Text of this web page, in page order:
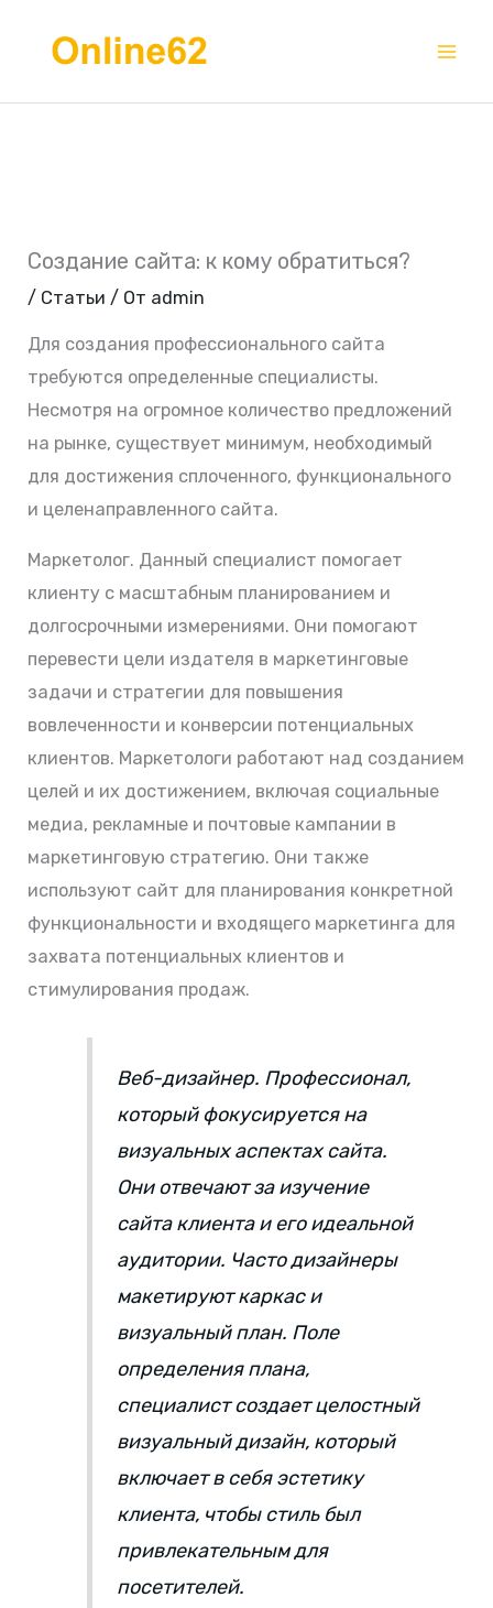
Создание сайта: к кому обратиться?
/ Статьи / От admin
Для создания профессионального сайта
требуются определенные специалисты.
Несмотря на огромное количество предложений
на рынке, существует минимум, необходимый
для достижения сплоченного, функционального
и целенаправленного сайта.
Маркетолог. Данный специалист помогает
клиенту с масштабным планированием и
долгосрочными измерениями. Они помогают
перевести цели издателя в маркетинговые
задачи и стратегии для повышения
вовлеченности и конверсии потенциальных
клиентов. Маркетологи работают над созданием
целей и их достижением, включая социальные
медиа, рекламные и почтовые кампании в
маркетинговую стратегию. Они также
используют сайт для планирования конкретной
функциональности и входящего маркетинга для
захвата потенциальных клиентов и
стимулирования продаж.
Веб-дизайнер. Профессионал,
который фокусируется на
визуальных аспектах сайта.
Они отвечают за изучение
сайта клиента и его идеальной
аудитории. Часто дизайнеры
макетируют каркас и
визуальный план. Поле
определения плана,
специалист создает целостный
визуальный дизайн, который
включает в себя эстетику
клиента, чтобы стиль был
привлекательным для
посетителей.